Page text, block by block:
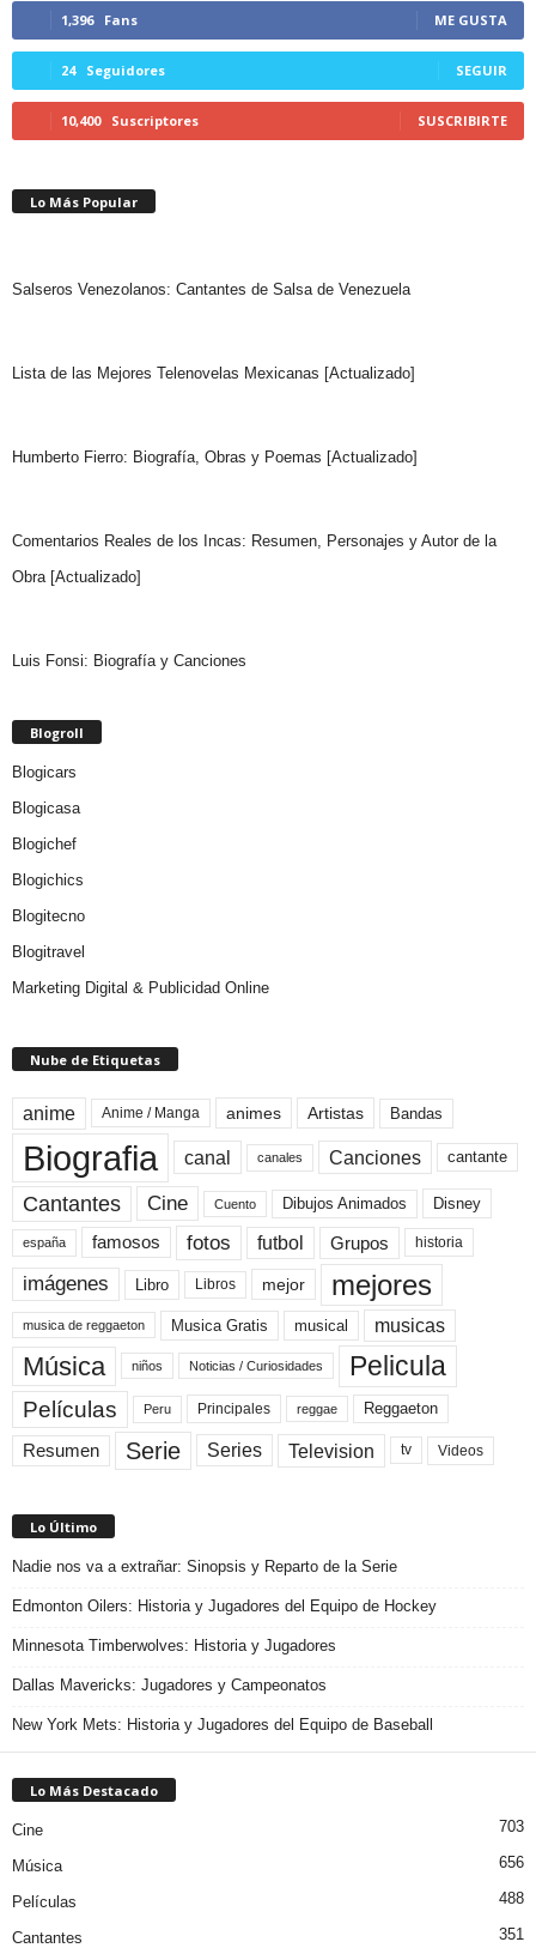
1,396 Fans ME GUSTA
24 Seguidores SEGUIR
10,400 Suscriptores SUSCRIBIRTE
Lo Más Popular
Salseros Venezolanos: Cantantes de Salsa de Venezuela
Lista de las Mejores Telenovelas Mexicanas [Actualizado]
Humberto Fierro: Biografía, Obras y Poemas [Actualizado]
Comentarios Reales de los Incas: Resumen, Personajes y Autor de la
Obra [Actualizado]
Luis Fonsi: Biografía y Canciones
Blogroll
Blogicars
Blogicasa
Blogichef
Blogichics
Blogitecno
Blogitravel
Marketing Digital & Publicidad Online
Nube de Etiquetas
anime Anime / Manga animes Artistas Bandas
Biografia canal canales Canciones cantante
Cantantes Cine Cuento Dibujos Animados Disney
españa famosos fotos futbol Grupos historia
imágenes Libro Libros mejor mejores
musica de reggaeton Musica Gratis musical musicas
Música niños Noticias / Curiosidades Pelicula
Películas Peru Principales reggae Reggaeton
Resumen Serie Series Television tv Videos
Lo Último
Nadie nos va a extrañar: Sinopsis y Reparto de la Serie
Edmonton Oilers: Historia y Jugadores del Equipo de Hockey
Minnesota Timberwolves: Historia y Jugadores
Dallas Mavericks: Jugadores y Campeonatos
New York Mets: Historia y Jugadores del Equipo de Baseball
Lo Más Destacado
Cine 703
Música 656
Películas 488
Cantantes 351